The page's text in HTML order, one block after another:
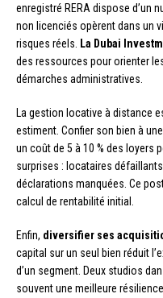
enregistré RERA dispose d’un
non licenciés opèrent dans un
risques réels.
La Dubai
des ressources pour orienter
démarches administratives.
La gestion locative à distance
estiment. Confier son bien à
un coût de 5 à 10 % des loyers
surprises : locataires
déclarations manquées. Ce
calcul de rentabilité initial.
Enfin, diversifier ses
capital sur un seul bien réduit
d’un segment. Deux studios
souvent une meilleure